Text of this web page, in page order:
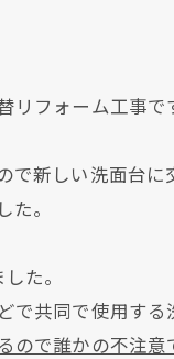
フォーム工事で
で新しい洗面台に
。
た。
で共同で使用する
ので誰かの不注意